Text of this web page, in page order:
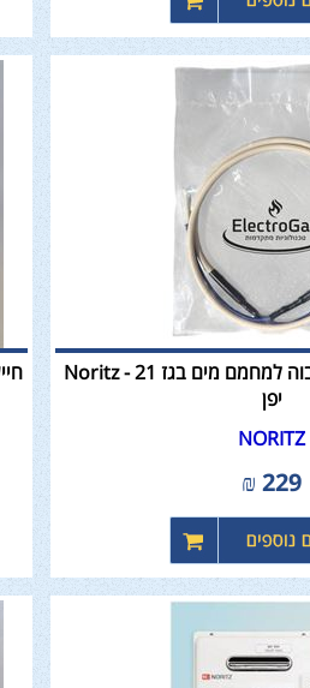
חיישן חוט תרמי חום גבוה למחמם מים בגז 21 - Noritz
יפן
NORITZ
229
₪